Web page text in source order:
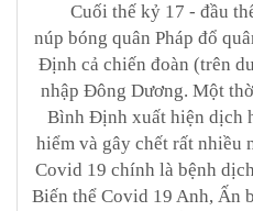
Cuối thế kỷ 17 - đầu
núp bóng quân Pháp đổ
Định cả chiến đoàn (trên
nhập Đông Dương. Một
Bình Định xuất hiện dịch
hiểm và gây chết rất nhiều
Covid 19 chính là bệnh
Biến thể Covid 19 Anh, Ấn